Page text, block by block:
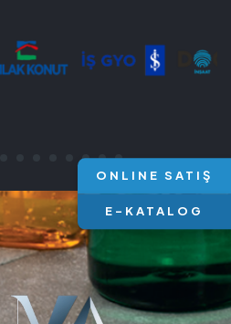
ONLINE SATIŞ
E-KATALOG